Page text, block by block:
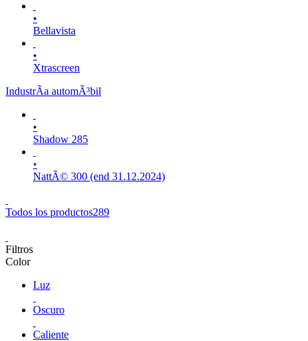
•
Bellavista
•
Xtrascreen
IndustrÃ­a automÃ³bil
•
Shadow 285
•
NattÃ© 300 (end 31.12.2024)
Todos los productos289
Filtros
Color
Luz
Oscuro
Caliente